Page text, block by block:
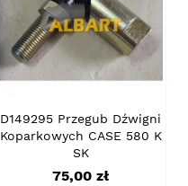
D149295 Przegub Dźwigni
Koparkowych CASE 580 K
SK
Cena
75,00 zł